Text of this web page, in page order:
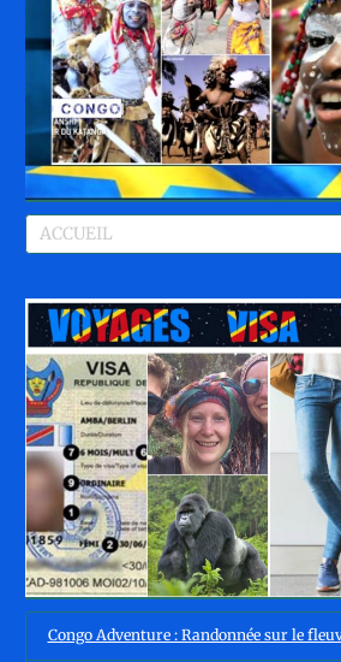
Congo Adventure : Randonnée sur le